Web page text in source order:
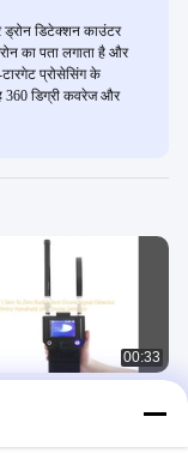
ड्रोन डिटेक्शन काउंटर
का पता लगाता है और
प्रोसेसिंग के
360 डिग्री कवरेज और
00:33